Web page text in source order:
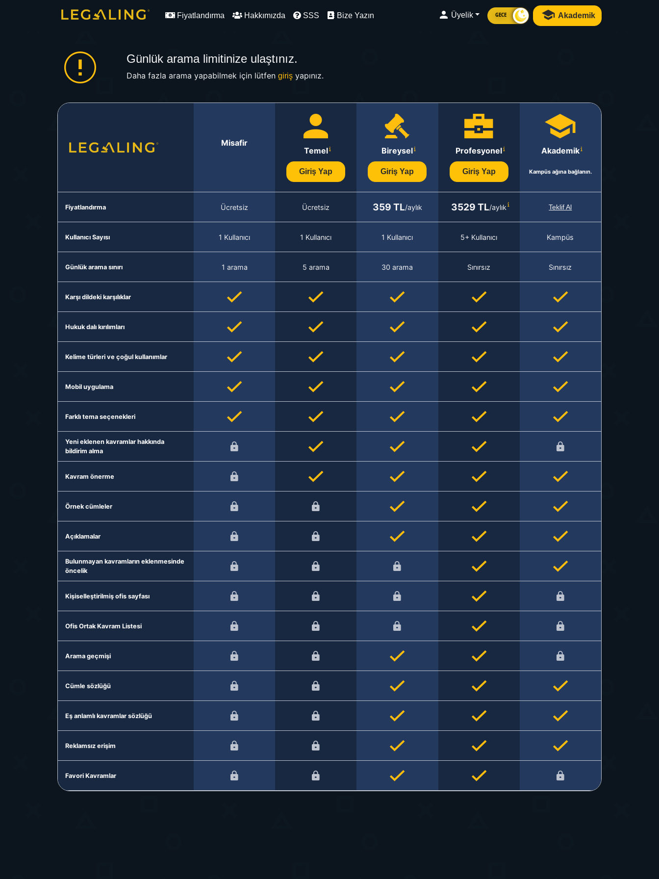
Fiyatlandırma Hakkımızda SSS Bize Yazın Üyelik GECE Akademik
Günlük arama limitinize ulaştınız.
Daha fazla arama yapabilmek için lütfen girişyapınız.
Misafir
Temel
Giriş Yap
Bireysel
Giriş Yap
Profesyonel
Giriş Yap
Akademik
Kampüs ağına bağlanın.
Fiyatlandırma Ücretsiz Ücretsiz 359 TL/aylık 3529 TL/aylık Teklif Al
Kullanıcı Sayısı 1 Kullanıcı 1 Kullanıcı 1 Kullanıcı 5+ Kullanıcı Kampüs
Günlük arama sınırı 1 arama 5 arama 30 arama Sınırsız Sınırsız
Karşı dildeki karşılıklar
Hukuk dalı kırılımları
Kelime türleri ve çoğul kullanımlar
Mobil uygulama
Farklı tema seçenekleri
Yeni eklenen kavramlar hakkında
bildirim alma
Kavram önerme
Örnek cümleler
Açıklamalar
Bulunmayan kavramların eklenmesinde
öncelik
Kişiselleştirilmiş ofis sayfası
Ofis Ortak Kavram Listesi
Arama geçmişi
Cümle sözlüğü
Eş anlamlı kavramlar sözlüğü
Reklamsız erişim
Favori Kavramlar